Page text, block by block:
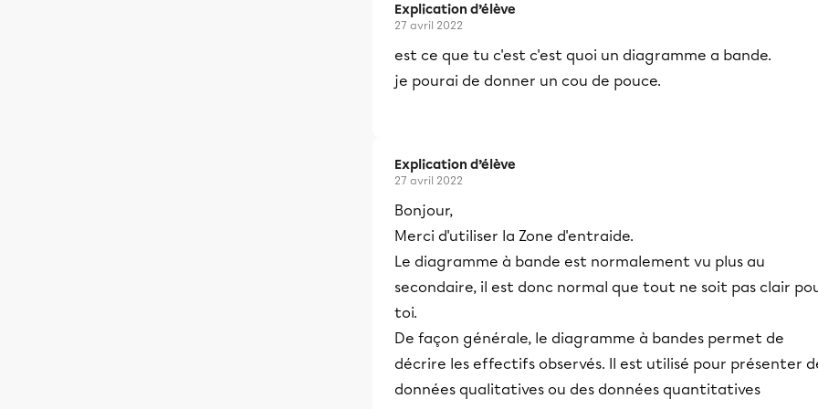
Explication d’élève
27 avril 2022
est ce que tu c'est c'est quoi un diagramme a bande.
je pourai de donner un cou de pouce.
Explication d’élève
27 avril 2022
Bonjour,
Merci d'utiliser la Zone d'entraide.
Le diagramme à bande est normalement vu plus au
secondaire, il est donc normal que tout ne soit pas clair
toi.
De façon générale, le diagramme à bandes permet de
décrire les effectifs observés. Il est utilisé pour présenter
données qualitatives ou des données quantitatives